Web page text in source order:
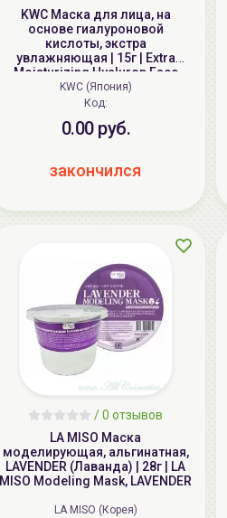
KWC Маска для лица, на
основе гиалуроновой
кислоты, экстра
увлажняющая | 15г | Extra
Moisturizing Hyaluron Face
Mask
KWC (Япония)
Код:
0.00 руб.
закончился
/0 отзывов
LA MISO Маска
моделирующая, альгинатная,
LAVENDER (Лаванда) | 28г | LA
MISO Modeling Mask, LAVENDER
LA MISO (Корея)